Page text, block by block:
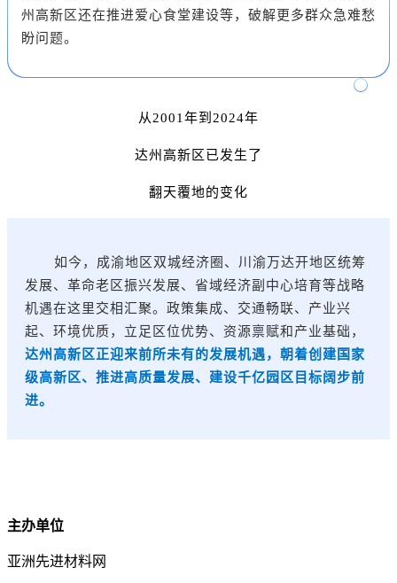
州高新区还在推进爱心食堂建设等，破解更多群众急难愁
盼问题。
从2001年到2024年
达州高新区已发生了
翻天覆地的变化
如今，成渝地区双城经济圈、川渝万达开地区统筹
发展、革命老区振兴发展、省域经济副中心培育等战略
机遇在这里交相汇聚。政策集成、交通畅联、产业兴
起、环境优质，立足区位优势、资源禀赋和产业基础，
达州高新区正迎来前所未有的发展机遇，朝着创建国家
级高新区、推进高质量发展、建设千亿园区目标阔步前
进。
主办单位
亚洲先进材料网